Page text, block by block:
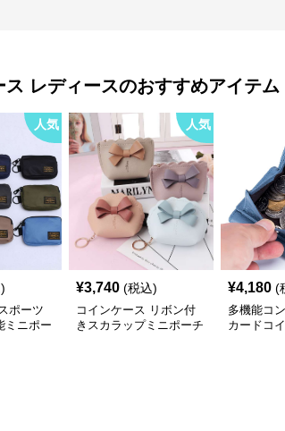
ス レディースのおすすめアイテム
人気
ポーツ
ミニポー
人気
¥3,740 (税込)
コインケース リボン付
きスカラップミニポーチ
¥4,180 (
多機能コ
カードコ